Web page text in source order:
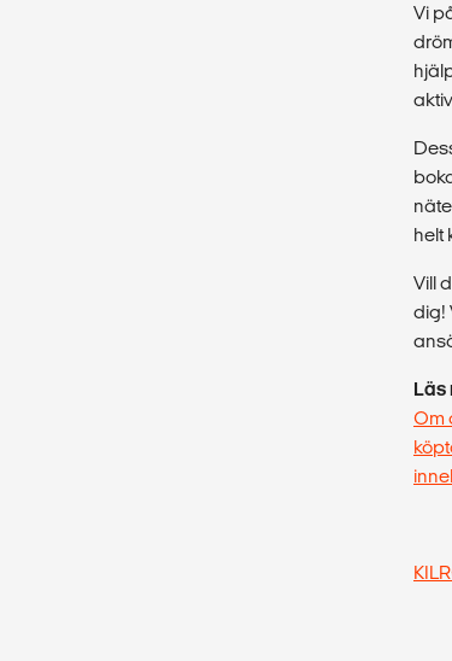
Vi
helt
Vill
dig!
Läs
Om